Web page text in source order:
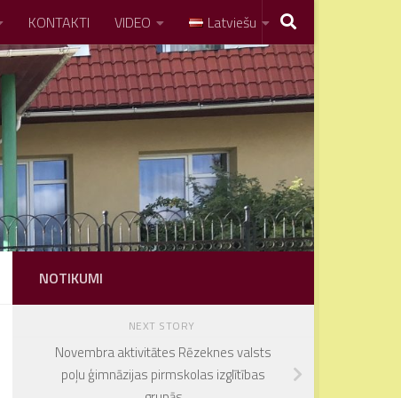
KONTAKTI VIDEO Latviešu
NOTIKUMI
NEXT STORY
Novembra aktivitātes Rēzeknes valsts
poļu ģimnāzijas pirmskolas izglītības